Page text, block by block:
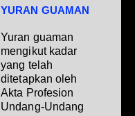
YURAN GUAMAN
Yuran guaman
mengikut kadar
yang telah
ditetapkan oleh
Akta Profesion
Undang-Undang